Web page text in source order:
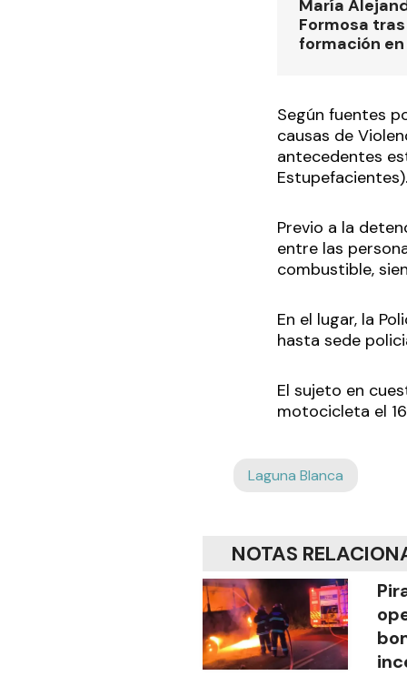
María
Formosa
formación
Según fuentes
causas de
antecedentes
Estupefacientes).
Previo a la
entre las
combustible,
En el lugar, la
hasta sede
El sujeto en
motocicleta el
Laguna Blanca
NOTAS